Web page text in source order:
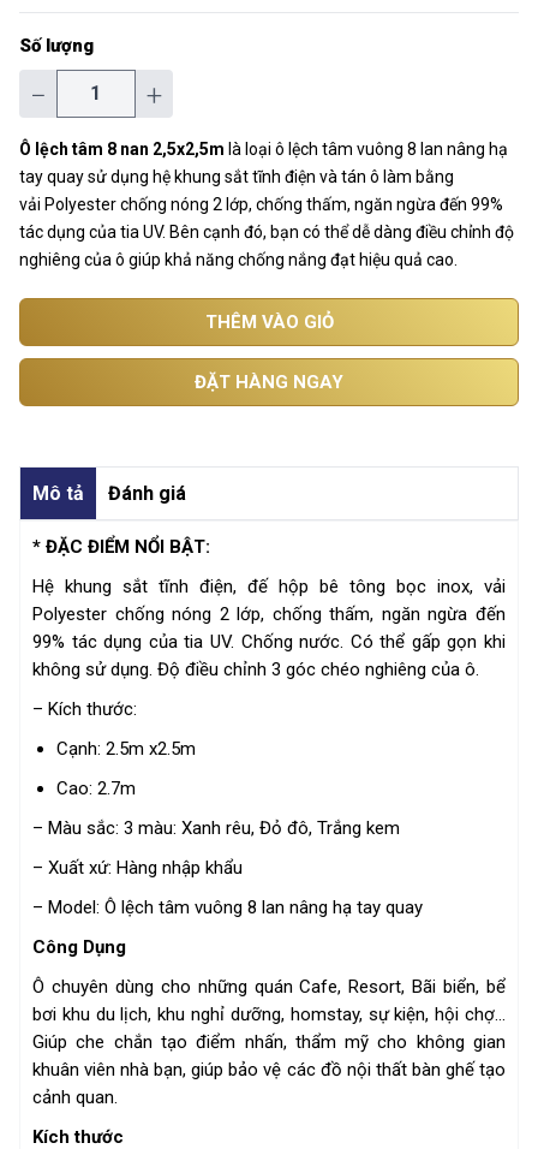
Số lượng
− +
Ô lệch tâm 8 nan 2,5x2,5m là loại ô lệch tâm vuông 8 lan nâng hạ
tay quay sử dụng hệ khung sắt tĩnh điện và tán ô làm bằng
vải Polyester chống nóng 2 lớp, chống thấm, ngăn ngừa đến 99%
tác dụng của tia UV. Bên cạnh đó, bạn có thể dễ dàng điều chỉnh độ
nghiêng của ô giúp khả năng chống nắng đạt hiệu quả cao.
THÊM VÀO GIỎ
ĐẶT HÀNG NGAY
Mô tả Đánh giá
* ĐẶC ĐIỂM NỔI BẬT:
Hệ khung sắt tĩnh điện, đế hộp bê tông bọc inox, vải
Polyester chống nóng 2 lớp, chống thấm, ngăn ngừa đến
99% tác dụng của tia UV. Chống nước. Có thể gấp gọn khi
không sử dụng. Độ điều chỉnh 3 góc chéo nghiêng của ô.
– Kích thước:
Cạnh: 2.5m x2.5m
Cao: 2.7m
– Màu sắc: 3 màu: Xanh rêu, Đỏ đô, Trắng kem
– Xuất xứ: Hàng nhập khẩu
– Model: Ô lệch tâm vuông 8 lan nâng hạ tay quay
Công Dụng
Ô chuyên dùng cho những quán Cafe, Resort, Bãi biển, bể
bơi khu du lịch, khu nghỉ dưỡng, homstay, sự kiện, hội chợ...
Giúp che chắn tạo điểm nhấn, thẩm mỹ cho không gian
khuân viên nhà bạn, giúp bảo vệ các đồ nội thất bàn ghế tạo
cảnh quan.
Kích thước